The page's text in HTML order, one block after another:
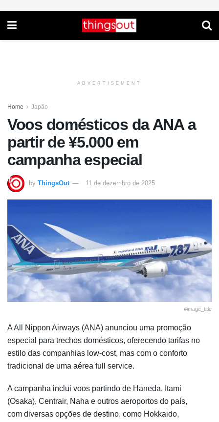
ADVERTISEMENT
Home Japão
Voos domésticos da ANA a
partir de ¥5.000 em
campanha especial
by ThingsOut 11 de dezembro de 2025
#image_title
A All Nippon Airways (ANA) anunciou uma promoção
especial para trechos domésticos, oferecendo tarifas no
estilo das companhias low-cost, mas com o conforto
tradicional de uma aérea full service.
A campanha inclui voos partindo de Haneda, Itami
(Osaka), Centrair, Naha e outros aeroportos do país,
com diversas opções de destino, como Hokkaido,